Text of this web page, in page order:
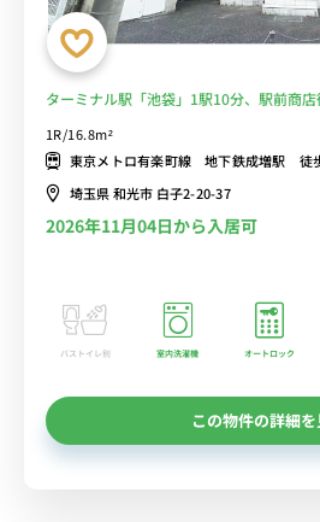
ターミナル駅「池袋」1駅10分、駅前商
1R/16.8m²
東京メトロ有楽町線 地下鉄成増駅 徒
埼玉県 和光市 白子2-20-37
2026年11月04日から入居可
バストイレ別 室内洗濯機 オートロック
この物件の詳細